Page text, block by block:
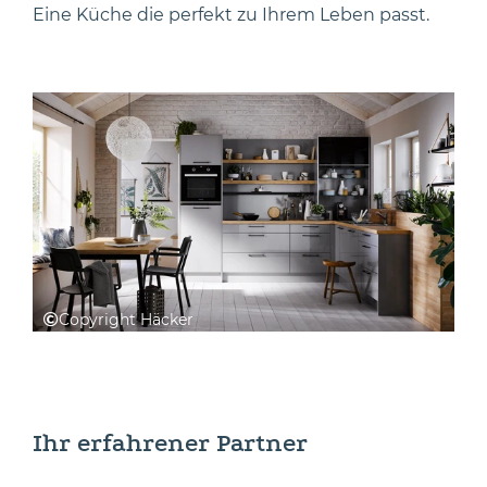
Eine Küche die perfekt zu Ihrem Leben passt.
Ihr erfahrener Partner
Copyright Häcker